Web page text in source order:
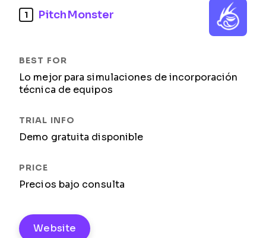
1 PitchMonster
Lo mejor para simulaciones de incorporación
técnica de equipos
Demo gratuita disponible
Precios bajo consulta
Website